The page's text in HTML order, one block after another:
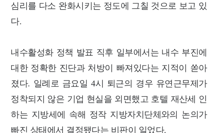
심리를 다소 완화시키는 정도에 그칠 것으로 보고 있
다.
내수활성화 정책 발표 직후 일부에서는 내수 부진에
대한 정확한 진단과 처방이 빠져있다는 지적이 쏟아
졌다. 일례로 금요일 4시 퇴근의 경우 유연근무제가
정착되지 않은 기업 현실을 외면했고 호텔 재산세 인
하는 지방세에 속해 정작 지방자치단체와의 논의가
빠진 상태에서 결정됐다는 비판이 일었다.